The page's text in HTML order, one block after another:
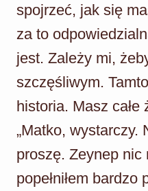
spojrzeć, jak się
za to
jest. Zależy mi,
szczęśliwym.
historia. Masz
„Matko, wystarczy.
proszę. Zeynep nic
popełniłem bardzo